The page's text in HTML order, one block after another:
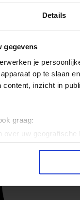
Details
gegevens
je
op te slaan
content, inzicht in
graag:
over uw
door het actief te
gegevens
en advertenties